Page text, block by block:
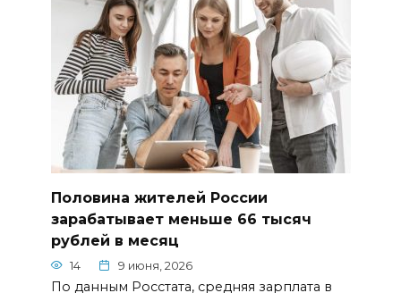
Половина жителей России
зарабатывает меньше 66 тысяч
рублей в месяц
14 9 июня, 2026
По данным Росстата, средняя зарплата в